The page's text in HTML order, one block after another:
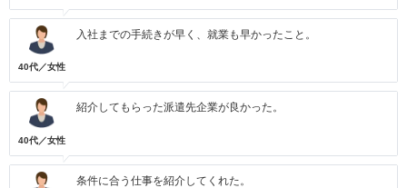
40代／女性
入社までの手続きが早く、就業も早かったこと。
40代／女性
紹介してもらった派遣先企業が良かった。
条件に合う仕事を紹介してくれた。